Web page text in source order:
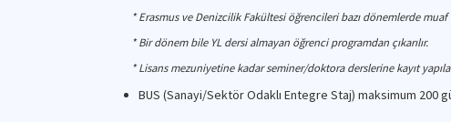
* Erasmus ve Denizcilik Fakültesi öğrencileri bazı dönemlerde
* Bir dönem bile YL dersi almayan öğrenci programdan çıkarılır.
* Lisans mezuniyetine kadar seminer/doktora derslerine kayıt
BUS (Sanayi/Sektör Odaklı Entegre Staj) maksimum 200